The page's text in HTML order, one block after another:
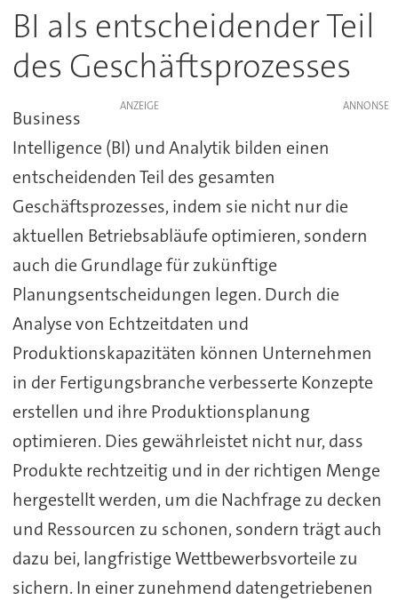
BI als entscheidender Teil
des Geschäftsprozesses
ANZEIGE
Business
Intelligence (BI) und Analytik bilden einen
entscheidenden Teil des gesamten
Geschäftsprozesses, indem sie nicht nur die
aktuellen Betriebsabläufe optimieren, sondern
auch die Grundlage für zukünftige
Planungsentscheidungen legen. Durch die
Analyse von Echtzeitdaten und
Produktionskapazitäten können Unternehmen
in der Fertigungsbranche verbesserte Konzepte
erstellen und ihre Produktionsplanung
optimieren. Dies gewährleistet nicht nur, dass
Produkte rechtzeitig und in der richtigen Menge
hergestellt werden, um die Nachfrage zu decken
und Ressourcen zu schonen, sondern trägt auch
dazu bei, langfristige Wettbewerbsvorteile zu
sichern. In einer zunehmend datengetriebenen